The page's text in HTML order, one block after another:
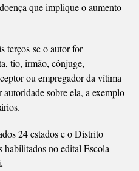
que implique o aumento
terços se o autor for
tio, irmão, cônjuge,
ou empregador da vítima
sobre ela, a exemplo
24 estados e o Distrito
habilitados no edital Escola